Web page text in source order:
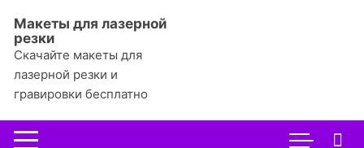
содержимому
Макеты для лазерной
резки
Скачайте макеты для
лазерной резки и
гравировки бесплатно